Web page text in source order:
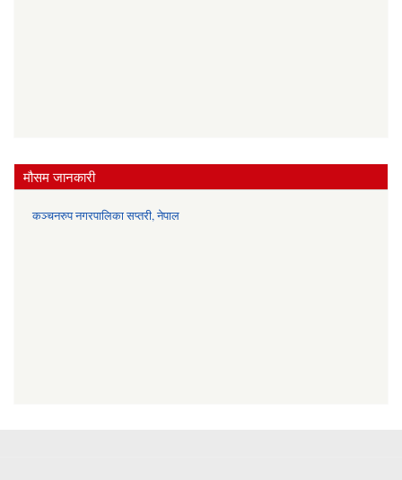
मौसम जानकारी
कञ्चनरुप नगरपालिका सप्तरी, नेपाल